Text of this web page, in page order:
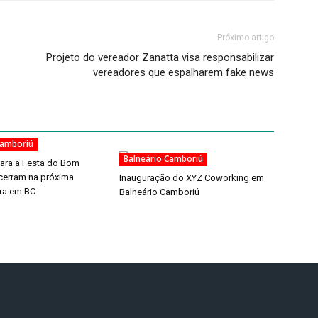
Próximo artigo
Projeto do vereador Zanatta visa responsabilizar
vereadores que espalharem fake news
a Festa do Bom
na próxima
em BC
Balneário Camboriú
Inauguração do XYZ Coworking em
Balneário Camboriú